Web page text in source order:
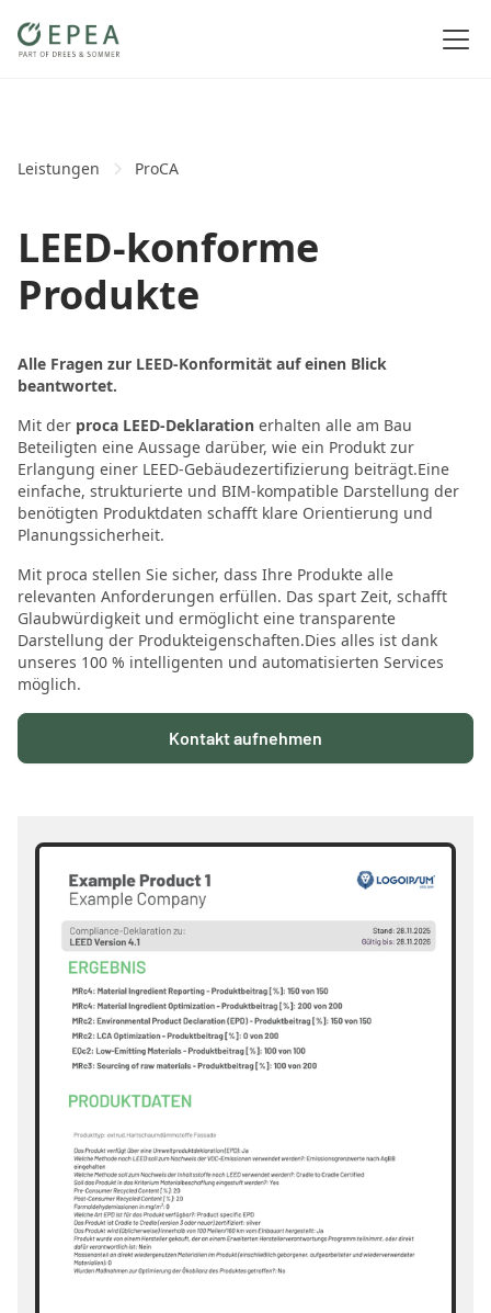
Leistungen ProCA
LEED-konforme
Produkte
Alle Fragen zur LEED-Konformität auf einen Blick
beantwortet.
Mit der proca LEED-Deklaration erhalten alle am Bau
Beteiligten eine Aussage darüber, wie ein Produkt zur
Erlangung einer LEED-Gebäudezertifizierung beiträgt.Eine
einfache, strukturierte und BIM-kompatible Darstellung der
benötigten Produktdaten schafft klare Orientierung und
Planungssicherheit.
Mit proca stellen Sie sicher, dass Ihre Produkte alle
relevanten Anforderungen erfüllen. Das spart Zeit, schafft
Glaubwürdigkeit und ermöglicht eine transparente
Darstellung der Produkteigenschaften.Dies alles ist dank
unseres 100 % intelligenten und automatisierten Services
möglich.
Kontakt aufnehmen